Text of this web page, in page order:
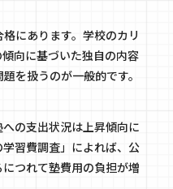
にあります。学校のカリ
向に基づいた独自の内容
を扱うのが一般的です。
の支出状況は上昇傾向に
習費調査」によれば、公
つれて塾費用の負担が増